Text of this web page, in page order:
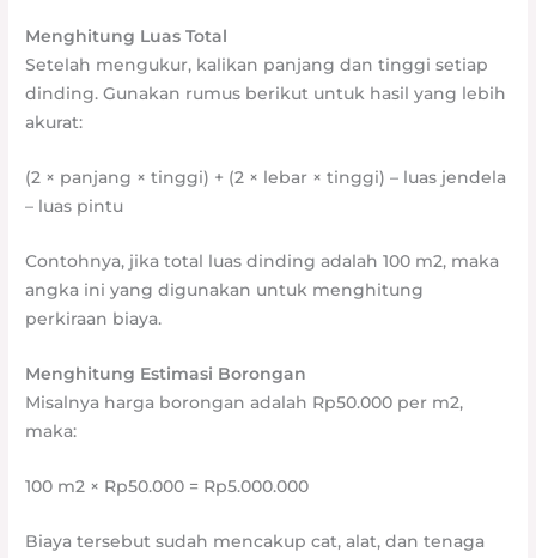
Menghitung Luas Total
Setelah mengukur, kalikan panjang dan tinggi setiap
dinding. Gunakan rumus berikut untuk hasil yang lebih
akurat:
(2 × panjang × tinggi) + (2 × lebar × tinggi) – luas jendela
– luas pintu
Contohnya, jika total luas dinding adalah 100 m2, maka
angka ini yang digunakan untuk menghitung
perkiraan biaya.
Menghitung Estimasi Borongan
Misalnya harga borongan adalah Rp50.000 per m2,
maka:
100 m2 × Rp50.000 = Rp5.000.000
Biaya tersebut sudah mencakup cat, alat, dan tenaga